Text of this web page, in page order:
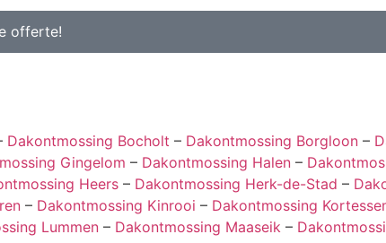
offerte!
Dakontmossing Bocholt – Dakontmossing Borgloon –
Gingelom – Dakontmossing Halen –
Heers – Dakontmossing Herk-de-Stad –
– Dakontmossing Kinrooi – Dakontmossing
Lummen – Dakontmossing Maaseik –